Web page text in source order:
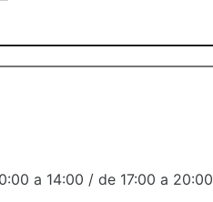
a 14:00 / de 17:00 a